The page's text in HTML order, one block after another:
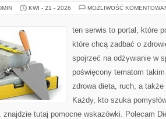
KWI - 21 - 2026 MOŻLIWOŚĆ
ten serwis to portal, które
które chcą zadbać o
spojrzeć na odżywianie w
poświęcony tematom
zdrowa dieta, ruch, a
Każdy, kto szuka
znajdzie tutaj pomocne wskazówki. Polecam